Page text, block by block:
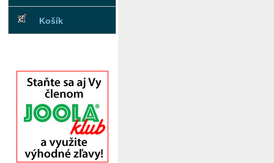
Košík